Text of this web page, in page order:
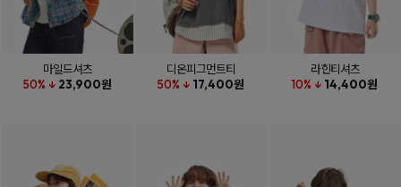
마일드셔츠
50% ↓ 23,900원
디온피그먼트티
50% ↓ 17,400원
라힌티셔츠
10% ↓ 14,400원